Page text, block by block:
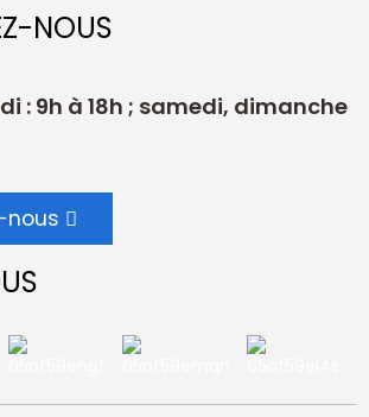
NOUS
: 9h à 18h ; samedi, dimanche